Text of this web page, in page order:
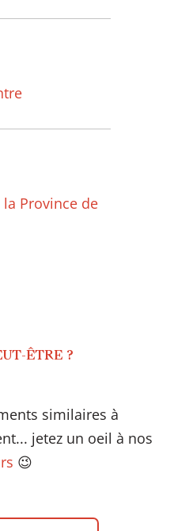
Province de
ÊTRE ?
similaires à
jetez un oeil à nos
😉